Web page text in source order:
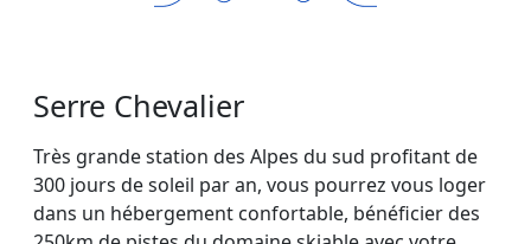
Serre Chevalier
Très grande station des Alpes du sud profitant de
300 jours de soleil par an, vous pourrez vous loger
dans un hébergement confortable, bénéficier des